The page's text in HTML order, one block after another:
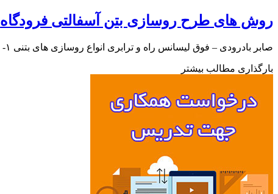
روش های طرح روسازی بتن آسفالتی فرودگاه
صابر بادرودی – فوق لیسانس راه و ترابری انواع روسازی های بتنی ۱- روسازی بتنی درز دار غیر مسلح ۲- روسازی بتن…
بارگذاری مطالب بیشتر